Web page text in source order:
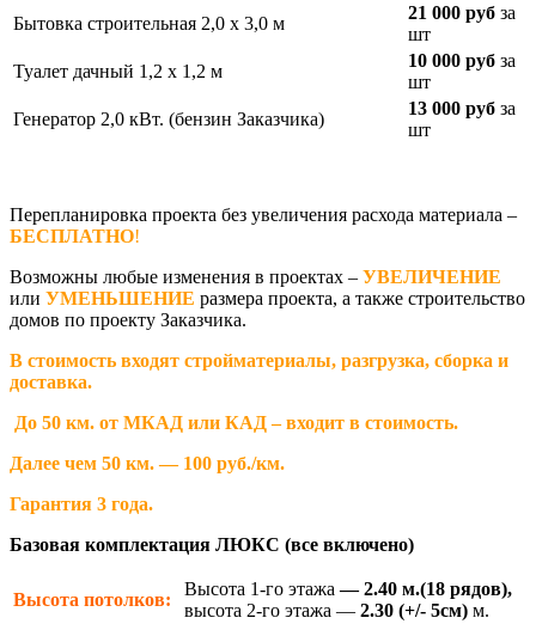
Бытовка строительная 2,0 х 3,0 м
21 000 руб за
шт
Туалет дачный 1,2 х 1,2 м
10 000 руб за
шт
Генератор 2,0 кВт. (бензин Заказчика)
13 000 руб за
шт
Перепланировка проекта без увеличения расхода материала –
БЕСПЛАТНО!
Возможны любые изменения в проектах – УВЕЛИЧЕНИЕ
или УМЕНЬШЕНИЕ размера проекта, а также строительство
домов по проекту Заказчика.
В стоимость входят стройматериалы, разгрузка, сборка и
доставка.
До 50 км. от МКАД или КАД – входит в стоимость.
Далее чем 50 км. — 100 руб./км.
Гарантия 3 года.
Базовая комплектация ЛЮКС (все включено)
Высота потолков:
Высота 1-го этажа— 2.40 м.(18 рядов),
высота 2-го этажа — 2.30 (+/- 5см) м.